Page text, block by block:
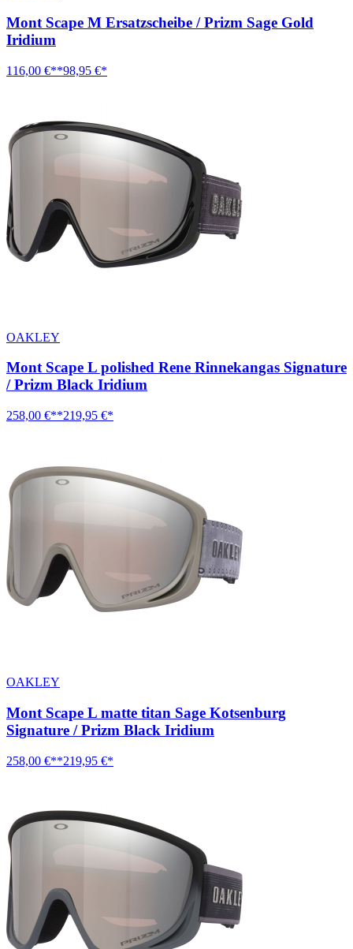
Mont Scape M Ersatzscheibe / Prizm Sage Gold
Iridium
116,00 €**98,95 €*
OAKLEY
Mont Scape L polished Rene Rinnekangas Signature
/ Prizm Black Iridium
258,00 €**219,95 €*
OAKLEY
Mont Scape L matte titan Sage Kotsenburg
Signature / Prizm Black Iridium
258,00 €**219,95 €*